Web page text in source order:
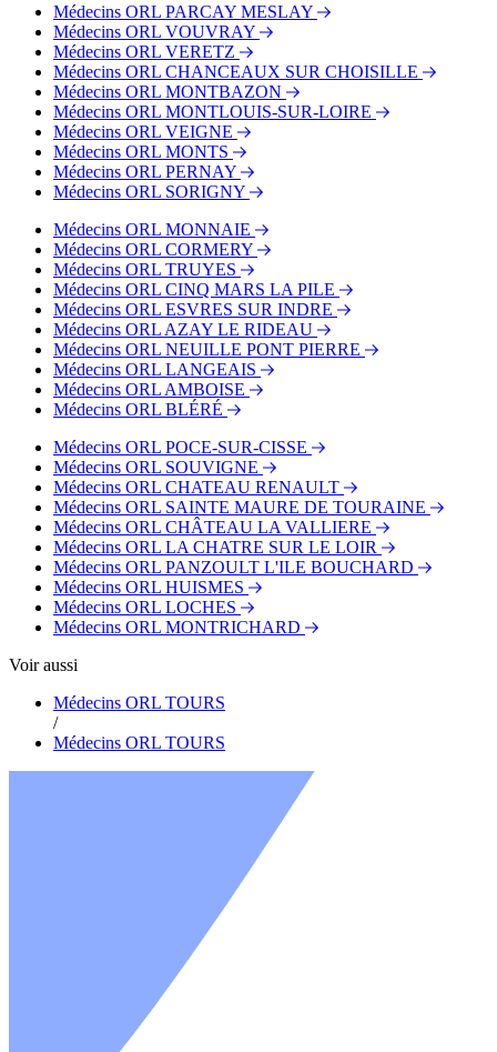
Médecins ORL PARCAY MESLAY
Médecins ORL VOUVRAY
Médecins ORL VERETZ
Médecins ORL CHANCEAUX SUR CHOISILLE
Médecins ORL MONTBAZON
Médecins ORL MONTLOUIS-SUR-LOIRE
Médecins ORL VEIGNE
Médecins ORL MONTS
Médecins ORL PERNAY
Médecins ORL SORIGNY
Médecins ORL MONNAIE
Médecins ORL CORMERY
Médecins ORL TRUYES
Médecins ORL CINQ MARS LA PILE
Médecins ORL ESVRES SUR INDRE
Médecins ORL AZAY LE RIDEAU
Médecins ORL NEUILLE PONT PIERRE
Médecins ORL LANGEAIS
Médecins ORL AMBOISE
Médecins ORL BLÉRÉ
Médecins ORL POCE-SUR-CISSE
Médecins ORL SOUVIGNE
Médecins ORL CHATEAU RENAULT
Médecins ORL SAINTE MAURE DE TOURAINE
Médecins ORL CHÂTEAU LA VALLIERE
Médecins ORL LA CHATRE SUR LE LOIR
Médecins ORL PANZOULT L'ILE BOUCHARD
Médecins ORL HUISMES
Médecins ORL LOCHES
Médecins ORL MONTRICHARD
Voir aussi
Médecins ORL TOURS
/
Médecins ORL TOURS